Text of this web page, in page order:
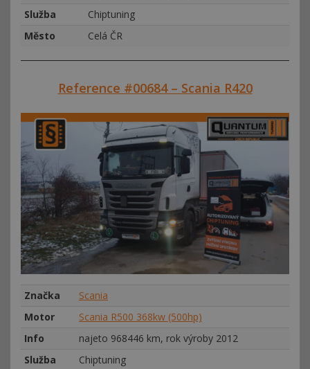
Služba
Chiptuning
Město
Celá ČR
Reference #00684 – Scania R420
Značka
Scania
Motor
Scania R500 368kw (500hp)
Info
najeto 968446 km, rok výroby 2012
Služba
Chiptuning